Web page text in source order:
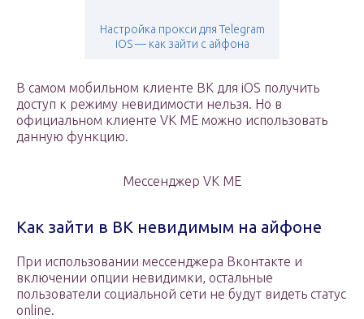
Настройка прокси для Telegram
iOS — как зайти с айфона
В самом мобильном клиенте ВК для iOS получить
доступ к режиму невидимости нельзя. Но в
официальном клиенте VK ME можно использовать
данную функцию.
Мессенджер VK ME
Как зайти в ВК невидимым на айфоне
При использовании мессенджера Вконтакте и
включении опции невидимки, остальные
пользователи социальной сети не будут видеть статус
online.